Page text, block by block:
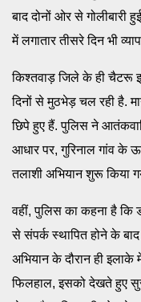
बाद दोनों ओर से गोलीबारी
में लगातार तीसरे दिन भी
किश्तवाड़ जिले के ही चैटरू
दिनों से मुठभेड़ चल रही है.
छिपे हुए हैं. पुलिस ने
आधार पर, गुरिनाल गांव के
तलाशी अभियान शुरू किया
वहीं, पुलिस का कहना है कि
से संपर्क स्थापित होने के
अभियान के दौरान ही
फिलहाल, इसको देखते हुए